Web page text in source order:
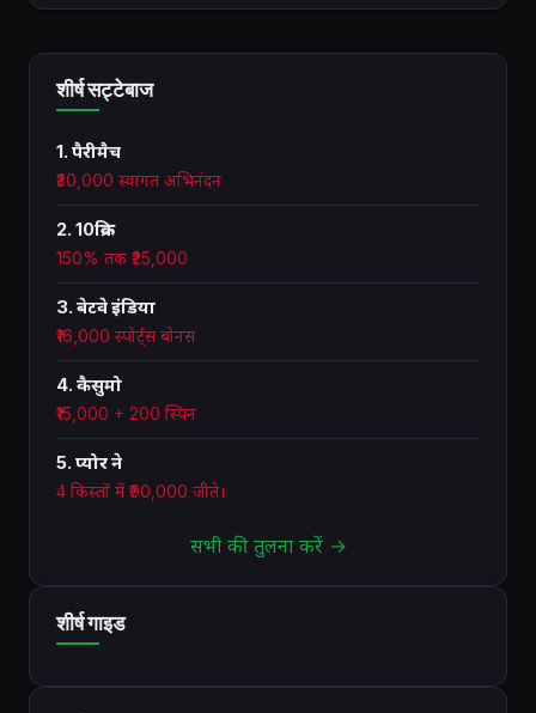
शीर्ष सट्टेबाज
1. पैरीमैच
₹30,000 स्वागत अभिनंदन
2. 10क्रिक
150% तक ₹25,000
3. बेटवे इंडिया
₹16,000 स्पोर्ट्स बोनस
4. कैसुमो
₹15,000 + 200 स्पिन
5. प्योर ने
4 किस्तों में ₹90,000 जीते।
सभी की तुलना करें →
शीर्ष गाइड